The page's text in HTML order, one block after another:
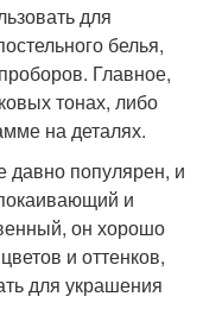
для
белья,
Главное,
тонах, либо
на деталях.
давно популярен, и
и
он хорошо
и оттенков,
для украшения